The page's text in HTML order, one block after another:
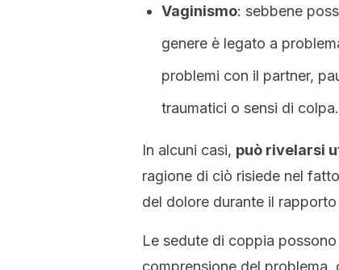
Vaginismo: sebbene
genere è legato a
problemi con il partner,
traumatici o sensi di colpa.
In alcuni casi, può rivelarsi
ragione di ciò risiede nel
del dolore durante il rapporto
Le sedute di coppia
comprensione del problema,